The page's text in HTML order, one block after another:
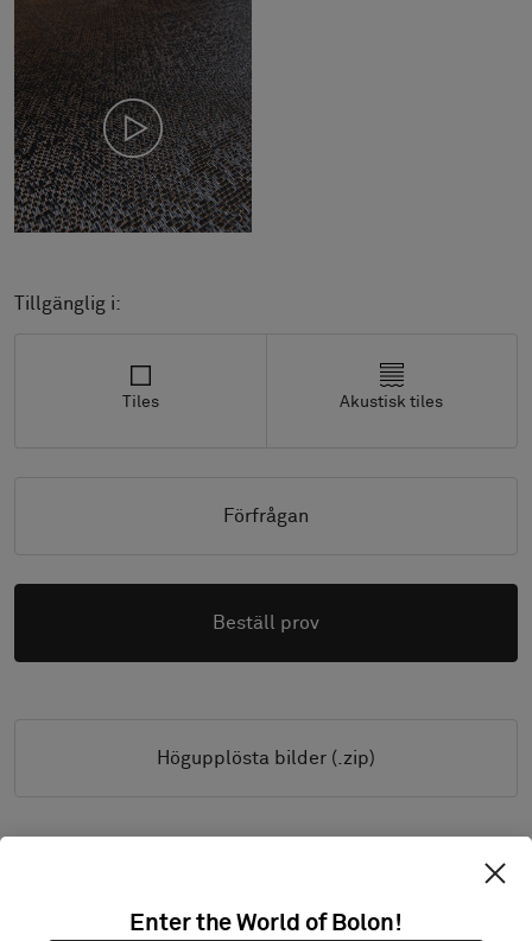
Tillgänglig i:
Tiles Akustisk tiles
Förfrågan
Beställ prov
Högupplösta bilder (.zip)
Enter the World of Bolon!